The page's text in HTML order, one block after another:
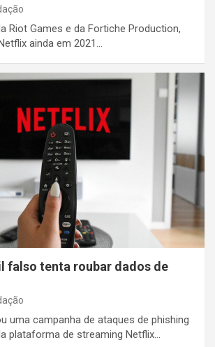
Riot Games e da Fortiche Production,
ainda em 2021…
falso tenta roubar dados de
uma campanha de ataques de phishing
plataforma de streaming Netflix…